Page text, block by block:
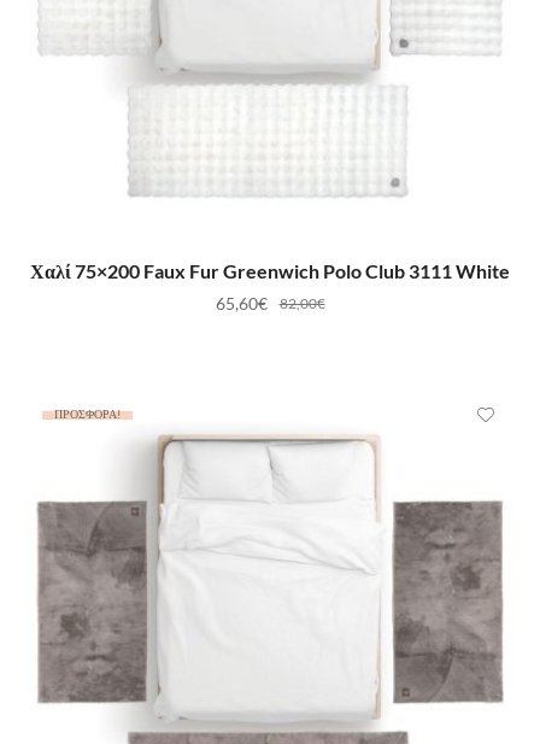
ΠΡΟΣΘΉΚΗ ΣΤΟ ΚΑΛΆΘΙ
Χαλί 75×200 Faux Fur Greenwich Polo Club 3111 White
82,00€
65,60€
ΠΡΟΣΦΟΡΆ!